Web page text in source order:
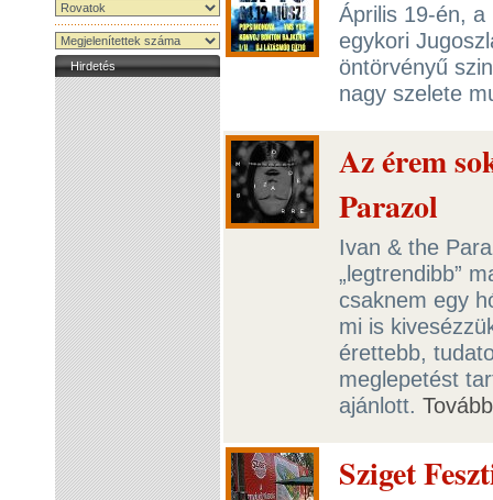
Hirdetés
Április 19-én,
egykori
öntörvényű
nagy szelete
Az érem
Parazol
Ivan & the
„legtrendibb”
csaknem egy
mi is
érettebb,
meglepetést
ajánlott. Tovább
Sziget